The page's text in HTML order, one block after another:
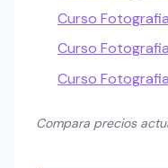
Curso
Curso
Curso
Compara precios